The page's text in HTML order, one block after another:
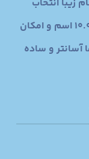
زیبا انتخاب
نمایید. این سایت با داشتن نزدیک به 10.000 اسم و امکان
آسانتر و ساده